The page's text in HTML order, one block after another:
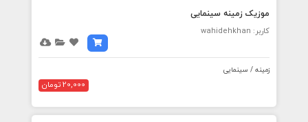
موزیک زمینه سینمایی
کاربر: wahidehkhan
زمینه / سینمایی
20,000 تومان